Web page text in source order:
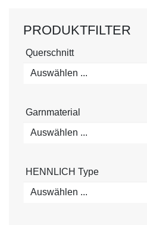
PRODUKTFILTER
Querschnitt
Auswählen ...
Garnmaterial
Auswählen ...
HENNLICH Type
Auswählen ...